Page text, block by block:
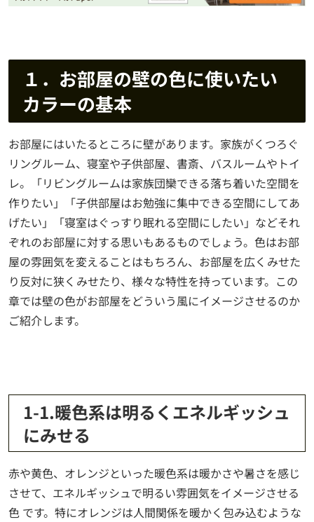
１．お部屋の壁の色に使いたい
カラーの基本
お部屋にはいたるところに壁があります。家族がくつろぐ
リングルーム、寝室や子供部屋、書斎、バスルームやトイ
レ。「リビングルームは家族団欒できる落ち着いた空間を
作りたい」「子供部屋はお勉強に集中できる空間にしてあ
げたい」「寝室はぐっすり眠れる空間にしたい」などそれ
ぞれのお部屋に対する思いもあるものでしょう。色はお部
屋の雰囲気を変えることはもちろん、お部屋を広くみせた
り反対に狭くみせたり、様々な特性を持っています。この
章では壁の色がお部屋をどういう風にイメージさせるのか
ご紹介します。
1-1.暖色系は明るくエネルギッシュ
にみせる
赤や黄色、オレンジといった暖色系は暖かさや暑さを感じ
させて、エネルギッシュで明るい雰囲気をイメージさせる
色 です。特にオレンジは人間関係を暖かく包み込むような